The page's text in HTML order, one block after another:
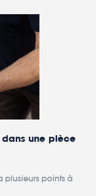
une pièce
plusieurs points à